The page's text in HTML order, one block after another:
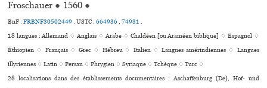
Froschauer ● 1560 ●
BnF :FRBNF30502449.USTC :664936,74931.
18 langues :Allemand ♢Anglais ♢Arabe ♢Chaldéen [ou Araméen biblique] ♢ Espagnol ♢
Éthiopien ♢ Français ♢Grec ♢ Hébreu ♢ Italien ♢Langues amérindiennes ♢ Langues
illyriennes ♢Latin ♢Persan ♢Phrygien ♢Syriaque ♢Tchèque ♢Turc ♢
28 localisations dans des établissements documentaires : Aschaffenburg (De), Hof- und